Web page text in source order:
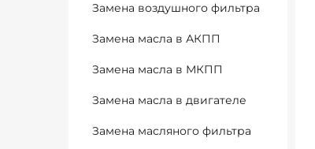
Замена воздушного фильтра
Замена масла в АКПП
Замена масла в МКПП
Замена масла в двигателе
Замена масляного фильтра